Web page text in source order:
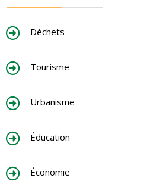
Déchets
Tourisme
Urbanisme
Éducation
Économie